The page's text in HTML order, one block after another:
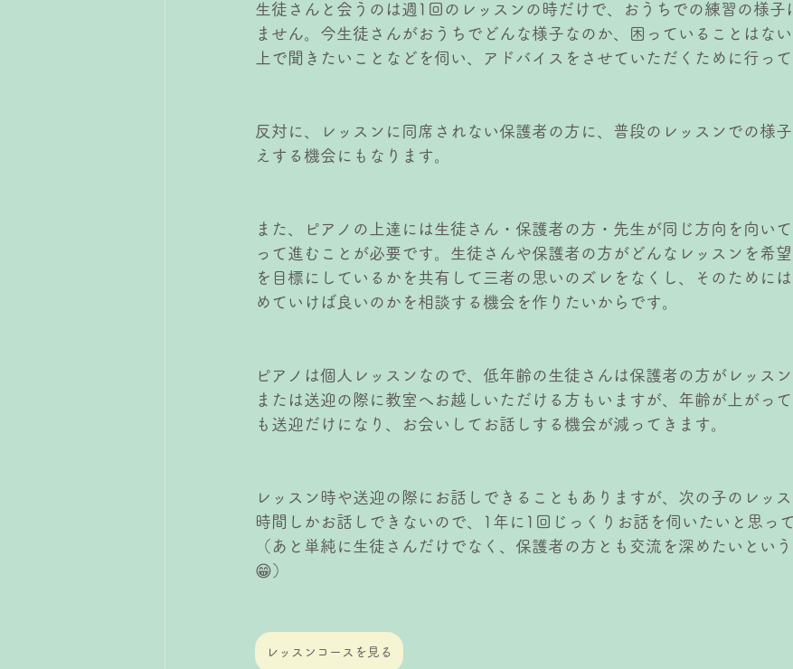
生徒さんと会うのは週1回のレッスンの時だけで、おうちでの練習の様子
ません。今生徒さんがおうちでどんな様子なのか、困っていることはな
上で聞きたいことなどを伺い、アドバイスをさせていただくために行って
反対に、レッスンに同席されない保護者の方に、普段のレッスンでの様
えする機会にもなります。
また、ピアノの上達には生徒さん・保護者の方・先生が同じ方向を向い
って進むことが必要です。生徒さんや保護者の方がどんなレッスンを希
を目標にしているかを共有して三者の思いのズレをなくし、そのために
めていけば良いのかを相談する機会を作りたいからです。
ピアノは個人レッスンなので、低年齢の生徒さんは保護者の方がレッスン
または送迎の際に教室へお越しいただける方もいますが、年齢が上がっ
も送迎だけになり、お会いしてお話しする機会が減ってきます。
レッスン時や送迎の際にお話しできることもありますが、次の子のレッ
時間しかお話しできないので、1年に1回じっくりお話を伺いたいと思って
（あと単純に生徒さんだけでなく、保護者の方とも交流を深めたいとい
😁）
レッスンコースを見る